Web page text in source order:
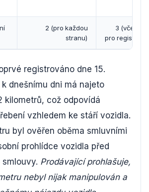
2 (pro každou
stranu)
3 (včetně
pro registr
registrováno dne 15.
dnešnímu dni má najeto
kilometrů, což odpovídá
vzhledem ke stáří vozidla.
byl ověřen oběma smluvními
prohlídce vozidla před
Prodávající prohlašuje,
nebyl nijak manipulován a